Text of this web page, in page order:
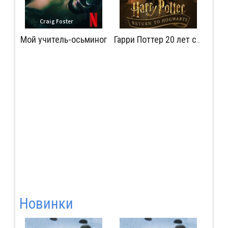
Мой учитель-осьминог
Новинки